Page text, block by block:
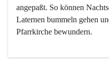
angepaßt. So können
Laternen bummeln gehen
Pfarrkirche bewundern.
Der Weinbau dominert